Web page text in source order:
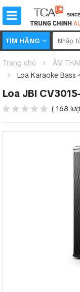
TÌM HÃNG
Trang chủ ÂM
Loa Karaoke Bass
Loa JBl
( 168